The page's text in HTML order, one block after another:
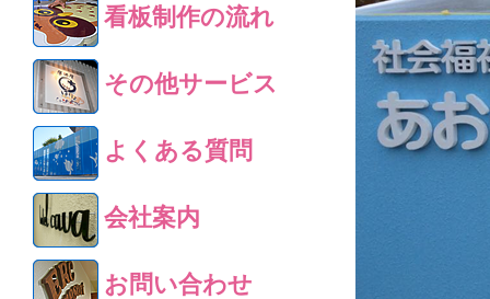
看板制作の流れ
その他サービス
よくある質問
会社案内
お問い合わせ